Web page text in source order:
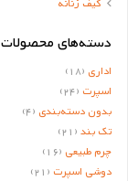
دسته‌های محصولات
اداری (18)
اسپرت (24)
بدون دسته‌بندی (4)
تک بند (21)
چرم طبیعی (16)
دوشی اسپرت (21)